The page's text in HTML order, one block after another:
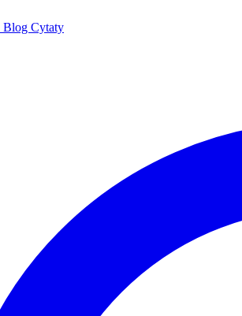
Blog Cytaty